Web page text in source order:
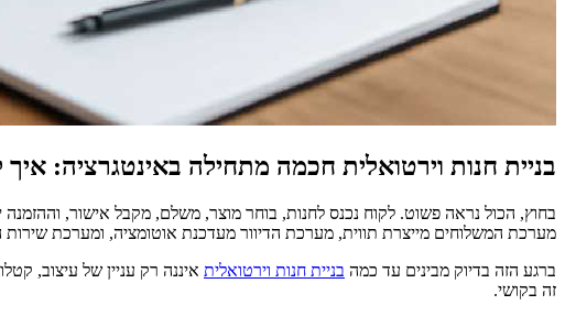
בניית חנות וירטואלית חכמה מתחילה באינטגרציה:
בחוץ, הכול נראה פשוט. לקוח נכנס לחנות, בוחר מוצר, משלם, מקבל אישור,
מערכת המשלוחים מייצרת תווית, מערכת הדיוור מעדכנת אוטומציה, ומערכת
ברגע הזה בדיוק מבינים עד כמה בניית חנות וירטואלית איננה רק עניין של עיצוב,
זה בקושי.